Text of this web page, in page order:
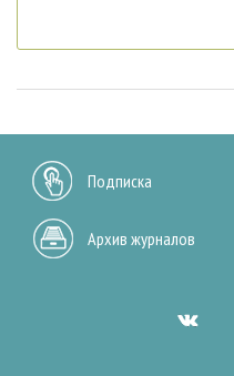
Подписка
Архив журналов